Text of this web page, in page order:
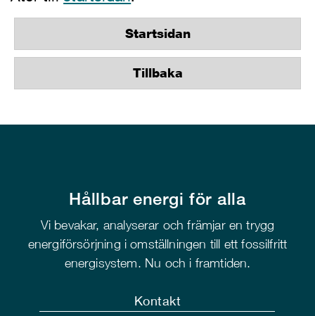
Startsidan
Tillbaka
Hållbar energi för alla
Vi bevakar, analyserar och främjar en trygg
energiförsörjning i omställningen till ett fossilfritt
energisystem. Nu och i framtiden.
Kontakt